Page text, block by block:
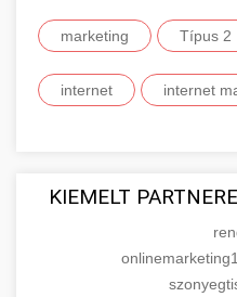
marketing Típus 2
internet internet
KIEMELT